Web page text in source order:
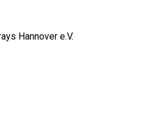
Hannover e.V.